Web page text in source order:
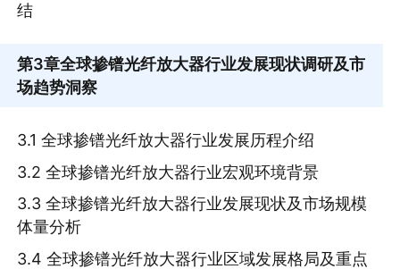
结
第3章全球掺镨光纤放大器行业发展现状调研及市
场趋势洞察
3.1 全球掺镨光纤放大器行业发展历程介绍
3.2 全球掺镨光纤放大器行业宏观环境背景
3.3 全球掺镨光纤放大器行业发展现状及市场规模
体量分析
3.4 全球掺镨光纤放大器行业区域发展格局及重点